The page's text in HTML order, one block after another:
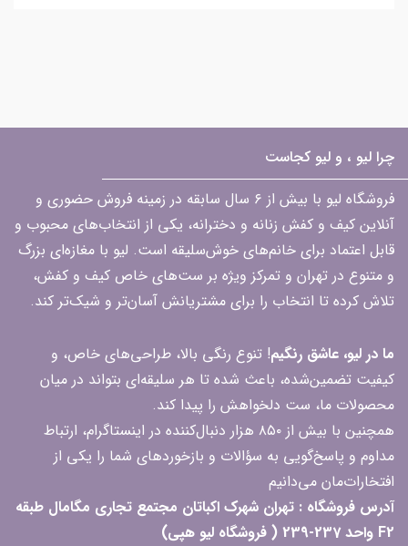
چرا لیو ، و لیو کجاست
فروشگاه لیو با بیش از ۶ سال سابقه در زمینه فروش حضوری و
آنلاین کیف و کفش زنانه و دخترانه، یکی از انتخاب‌های محبوب و
قابل اعتماد برای خانم‌های خوش‌سلیقه است. لیو با مغازه‌ای بزرگ
و متنوع در تهران و تمرکز ویژه بر ست‌های خاص کیف و کفش،
تلاش کرده تا انتخاب را برای مشتریانش آسان‌تر و شیک‌تر کند.
ما در لیو، عاشق رنگیم! تنوع رنگی بالا، طراحی‌های خاص، و
کیفیت تضمین‌شده، باعث شده تا هر سلیقه‌ای بتواند در میان
محصولات ما، ست دلخواهش را پیدا کند.
همچنین با بیش از ۸۵۰ هزار دنبال‌کننده در اینستاگرام، ارتباط
مداوم و پاسخ‌گویی به سؤالات و بازخوردهای شما را یکی از
افتخارات‌مان می‌دانیم
آدرس فروشگاه : تهران شهرک اکباتان مجتمع تجاری مگامال طبقه
F2 واحد 237-239 ( فروشگاه لیو هپی)